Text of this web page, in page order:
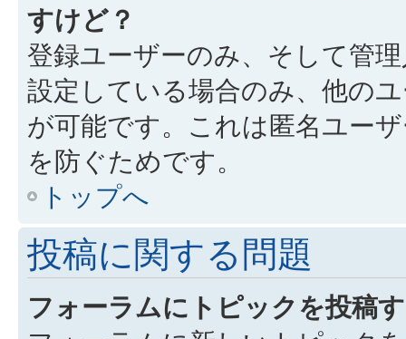
すけど？
登録ユーザーのみ、そして管
設定している場合のみ、他の
が可能です。これは匿名ユー
を防ぐためです。
トップへ
投稿に関する問題
フォーラムにトピックを投稿